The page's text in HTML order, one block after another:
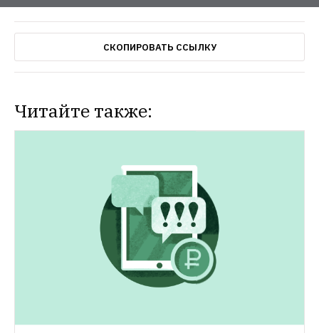
СКОПИРОВАТЬ ССЫЛКУ
Читайте также:
Россия вдвое увеличит резерв для
выплат компенсаций по решениям ЕСПЧ
На эти цели в бюджете отведут миллиард